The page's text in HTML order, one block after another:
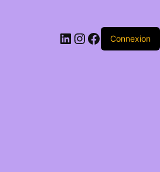
LinkedIn
Instagram
Facebook
Connexion